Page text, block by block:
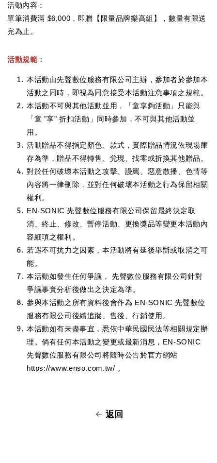
活動內容：
單筆消費滿 $6,000，即贈【限量品牌樂高組】，數量有限送
完為止。
活動規範：
本活動由先聲數位服務有限公司主辦，參加者於參加本
活動之同時，即視為同意接受本活動注意事項之規範。
本活動不可與其他活動並用，「童享夠活動」只能與
「童 "享" 折扣活動」同時參加，不可與其他活動並
用。
活動贈品不得指定顏色、款式，實際贈品情況依現場庫
存為準，贈品不得轉售、兌現、找零或折換其他贈品。
對於任何破壞本活動之攻擊、謾罵、惡意散播、色情等
內容將一律刪除，並對任何破壞本活動之行為保留相關
權利。
EN-SONIC 先聲數位服務有限公司保留最終決定取
消、終止、修改、暫停活動、更換獎品等變更本活動內
容細項之權利。
若遇不可抗力之因素，本活動將有延後舉辦或取消之可
能。
本活動如發生任何爭議， 先聲數位服務有限公司針對
爭議事實分析後做出之決定為準。
參與本活動之所有資料後會作為 EN-SONIC 先聲數位
服務有限公司後續追蹤、售後、行銷使用。
本活動如有未盡事宜，悉依中華民國民法等相關規定辦
理。倘有任何本活動之變更或最新消息，EN-SONIC
先聲數位服務有限公司將隨時公告於官方網站
https://www.enso.com.tw/ 。
返回